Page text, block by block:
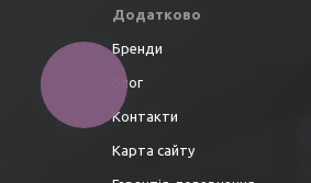
Додатково
Бренди
Блог
Контакти
Карта сайту